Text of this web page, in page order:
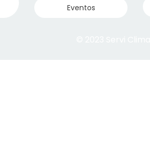
Eventos